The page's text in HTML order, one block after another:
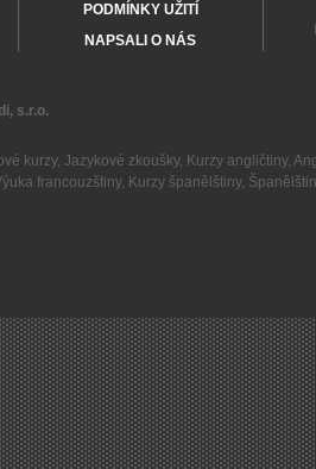
PODMÍNKY UŽITÍ
NAPSALI O NÁS
s.r.o.
kurzy, Jazykové zkoušky, Kurzy angličtiny,
francouzštiny, Kurzy španělštiny,